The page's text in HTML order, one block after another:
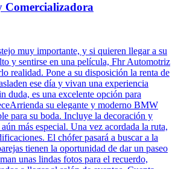
muy importante, y si quieren llegar a su
y sentirse en una película, Fhr Automotriz
realidad. Pone a su disposición la renta de
ese día y vivan una experiencia
duda, es una excelente opción para
su elegante y moderno BMW
para su boda. Incluye la decoración y
más especial. Una vez acordada la ruta,
El chófer pasará a buscar a la
tienen la oportunidad de dar un paseo
unas lindas fotos para el recuerdo,